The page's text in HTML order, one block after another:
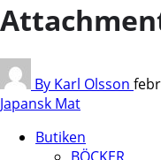
By Karl Olsson
Japansk Mat
Butiken